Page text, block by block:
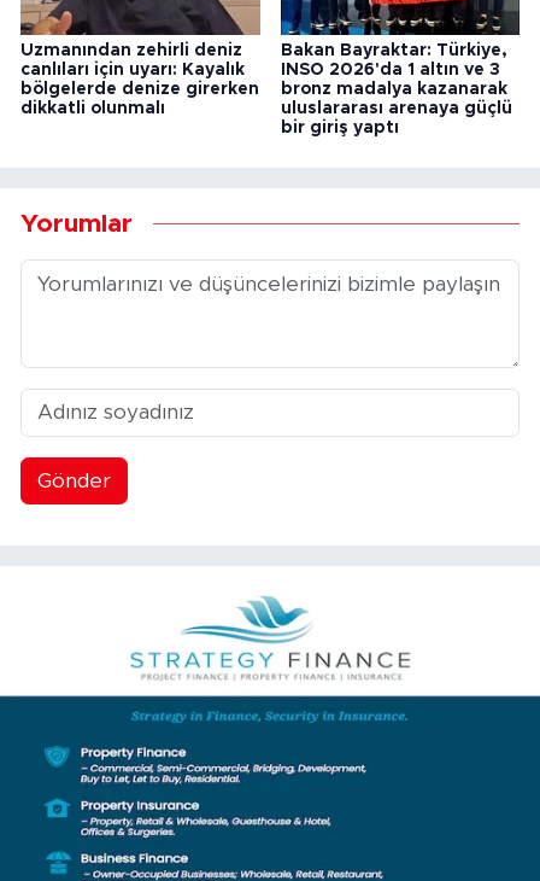
Uzmanından zehirli deniz
canlıları için uyarı: Kayalık
bölgelerde denize girerken
dikkatli olunmalı
Bakan Bayraktar: Türkiye,
INSO 2026'da 1 altın ve 3
bronz madalya kazanarak
uluslararası arenaya güçlü
bir giriş yaptı
Yorumlar
Gönder